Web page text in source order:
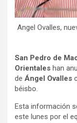
Angel Ovalles,
San Pedro de
Orientales han
de Ángel Ovalles
béisbo.
Esta información
este lunes por el